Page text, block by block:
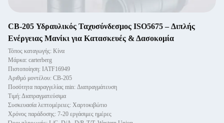
CB-205 Υδραυλικός Ταχυσύνδεσμος ISO5675 – Διπλής
Ενέργειας Μανίκι για Κατασκευές & Δασοκομία
Τόπος καταγωγής: Κίνα
Μάρκα: carterberg
Πιστοποίηση: IATF16949
Αριθμό μοντέλου: CB-205
Ποσότητα παραγγελίας min: Διαπραγμάτευση
Τιμή: Διαπραγματεύσιμα
Συσκευασία λεπτομέρειες: Χαρτοκιβώτιο
Χρόνος παράδοσης: 7-20 εργάσιμες ημέρες